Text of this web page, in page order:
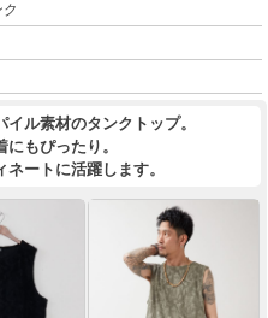
ル素材のタンクトップ。
もぴったり。
ートに活躍します。